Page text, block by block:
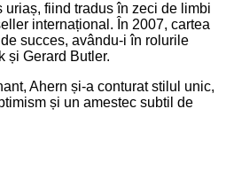
uriaș, fiind tradus în zeci de limbi
internațional. În 2007, cartea
succes, avându-i în rolurile
și Gerard Butler.
Ahern și-a conturat stilul unic,
și un amestec subtil de